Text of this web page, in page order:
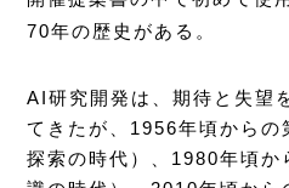
70年の歴史がある。
AI研究開発は、期待と失望
てきたが、1956年頃からの
探索の時代）、1980年頃か